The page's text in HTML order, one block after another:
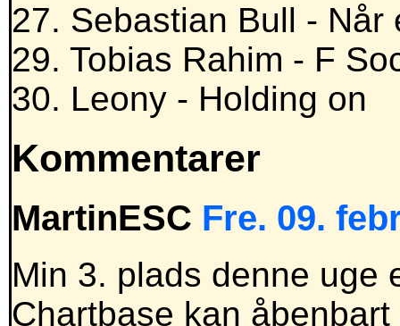
27. Sebastian Bull - Når
29. Tobias Rahim - F
30. Leony - Holding on
Kommentarer
MartinESC Fre. 09.
Min 3. plads denne uge
Chartbase kan